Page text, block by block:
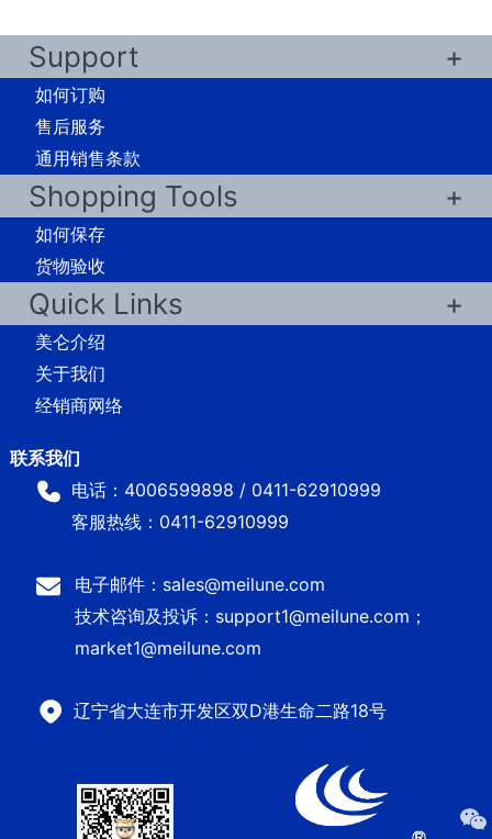
Support
如何订购
售后服务
通用销售条款
Shopping Tools
如何保存
货物验收
Quick Links
美仑介绍
关于我们
经销商网络
电话：4006599898 / 0411-62910999
客服热线：0411-62910999
电子邮件：sales@meilune.com
技术咨询及投诉：support1@meilune.com；
market1@meilune.com
辽宁省大连市开发区双D港生命二路18号